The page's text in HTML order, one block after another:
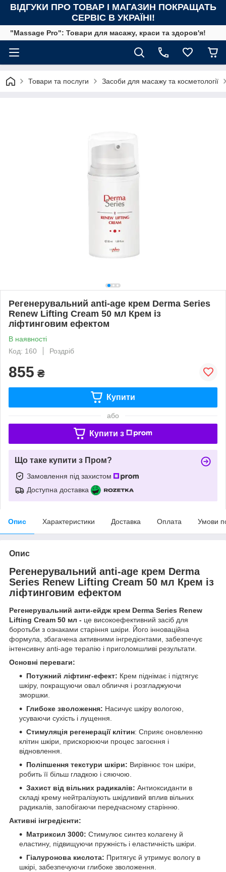
ВІДГУКИ ПРО ТОВАР І МАГАЗИН ПОКРАЩАТЬ
СЕРВІС В УКРАЇНІ!
"Massage Pro": Товари для масажу, краси та здоров'я!
Товари та послуги Засоби для масажу та косметології
Регенерувальний anti-age крем Derma Series
Renew Lifting Cream 50 мл Крем із
ліфтинговим ефектом
В наявності
Код: 160
Роздріб
855 ₴
Купити
або
Купити з
Що таке купити з Пром?
Замовлення під захистом
Доступна доставка
Опис Характеристики Доставка Оплата Умови
Опис
Регенерувальний anti-age крем Derma
Series Renew Lifting Cream 50 мл Крем із
ліфтинговим ефектом
Регенерувальний анти-ейдж крем Derma Series Renew
Lifting Cream 50 мл - це високоефективний засіб для
боротьби з ознаками старіння шкіри. Його інноваційна
формула, збагачена активними інгредієнтами, забезпечує
інтенсивну anti-age терапію і приголомшливі результати.
Основні переваги:
Потужний ліфтинг-ефект: Крем піднімає і підтягує
шкіру, покращуючи овал обличчя і розгладжуючи
зморшки.
Глибоке зволоження: Насичує шкіру вологою,
усуваючи сухість і лущення.
Стимуляція регенерації клітин: Сприяє оновленню
клітин шкіри, прискорюючи процес загоєння і
відновлення.
Поліпшення текстури шкіри: Вирівнює тон шкіри,
робить її більш гладкою і сяючою.
Захист від вільних радикалів: Антиоксиданти в
складі крему нейтралізують шкідливий вплив вільних
радикалів, запобігаючи передчасному старінню.
Активні інгредієнти:
Матриксил 3000: Стимулює синтез колагену й
еластину, підвищуючи пружність і еластичність шкіри.
Гіалуронова кислота: Притягує й утримує вологу в
шкірі, забезпечуючи глибоке зволоження.